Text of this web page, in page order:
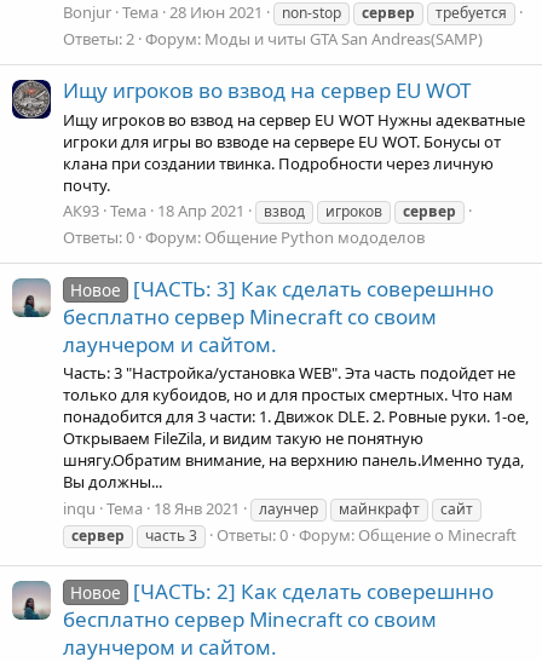
Bonjur Тема 28 Июн 2021 non-stop сервер требуется
Ответы: 2 Форум: Моды и читы GTA San Andreas(SAMP)
Ищу игроков во взвод на сервер EU WOT
Ищу игроков во взвод на сервер EU WOT Нужны адекватные
игроки для игры во взводе на сервере EU WOT. Бонусы от
клана при создании твинка. Подробности через личную
почту.
АК93 Тема 18 Апр 2021 взвод игроков сервер
Ответы: 0 Форум: Общение Python мододелов
Новое
[ЧАСТЬ: 3] Как сделать соверешнно
бесплатно сервер Minecraft со своим
лаунчером и сайтом.
Часть: 3 "Настройка/установка WEB". Эта часть подойдет не
только для кубоидов, но и для простых смертных. Что нам
понадобится для 3 части: 1. Движок DLE. 2. Ровные руки. 1-ое,
Открываем FileZila, и видим такую не понятную
шнягу.Обратим внимание, на верхнию панель.Именно туда,
Вы должны...
inqu Тема 18 Янв 2021 лаунчер майнкрафт
сайт
сервер
часть 3 Ответы: 0 Форум: Общение о Minecraft
Новое
[ЧАСТЬ: 2] Как сделать соверешнно
бесплатно сервер Minecraft со своим
лаунчером и сайтом.